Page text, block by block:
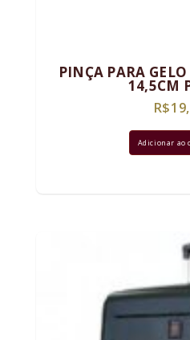
PINÇA PARA
14,5CM
R$
Adicionar ao